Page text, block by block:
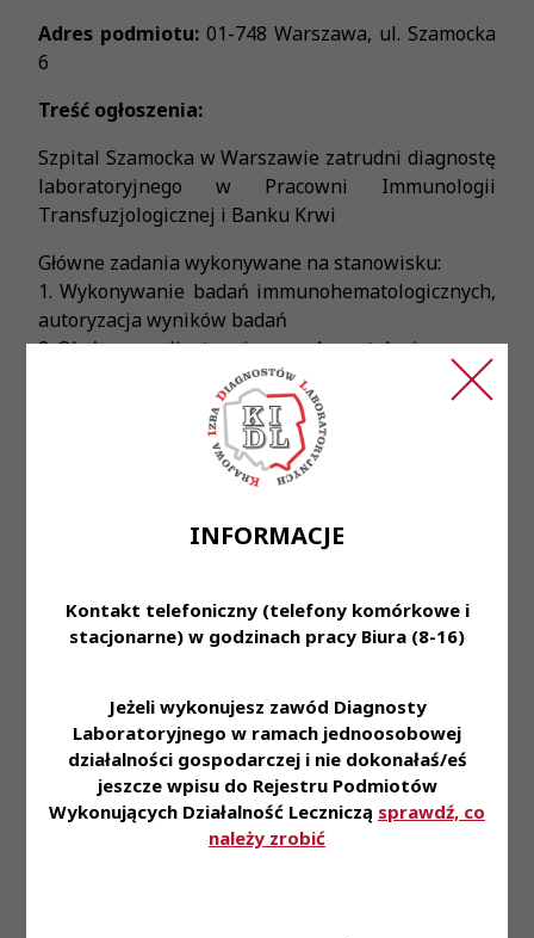
INFORMACJE
Kontakt telefoniczny (telefony komórkowe i
stacjonarne) w godzinach pracy Biura (8-16)
Jeżeli wykonujesz zawód Diagnosty
Laboratoryjnego w ramach jednoosobowej
działalności gospodarczej i nie dokonałaś/eś
jeszcze wpisu do Rejestru Podmiotów
Wykonujących Działalność Leczniczą sprawdź, co
należy zrobić
Adres podmiotu: 01-748 Warszawa, ul. Szamocka
6
Treść ogłoszenia:
Szpital Szamocka w Warszawie zatrudni diagnostę
laboratoryjnego w Pracowni Immunologii
Transfuzjologicznej i Banku Krwi
Główne zadania wykonywane na stanowisku:
1. Wykonywanie badań immunohematologicznych,
autoryzacja wyników badań
2. Obsługa analizatora immunohematologicznego
3. Opieka nad wyposażeniem pracowni
4. Prowadzenie kontroli jakości badań
5. Prowadzenie dokumentacji pracy pracowni
6. Obsługa Banku Krwi
Czynne prawo wykonywania zawodu diagnosty
badań immunohematologicznych
2. Zaangażowanie i dobra organizacji pracy
3. Umiejętność pracy w zespole
4. Umiejętność szybkiego podejmowania decyzji
5. Odporność na stres.
Miejsce zatrudnienia: Pracownia Immunologii
Transfuzjologicznej i Bank Krwi, Szpital Szamocka,